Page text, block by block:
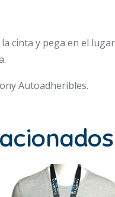
cinta y pega en el
Autoadheribles.